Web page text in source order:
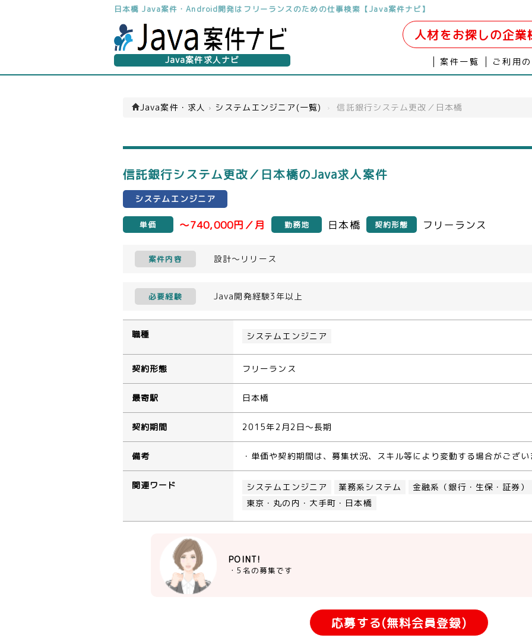
日本橋 Java案件・Android開発はフリーランスのための仕事検索【Java案件ナビ】
Java案件求人ナビ
人材をお探しの企業
案件一覧 ご利用
Java案件・求人 › システムエンジニア(一覧) › 信託銀行システム更改／日本橋
信託銀行システム更改／日本橋のJava求人案件
システムエンジニア
単価 ～740,000円／月 勤務地 日本橋 契約形態 フリーランス
案件内容 設計～リリース
必要経験 Java開発経験3年以上
職種 システムエンジニア
契約形態 フリーランス
最寄駅 日本橋
契約期間 2015年2月2日～長期
備考 ・単価や契約期間は、募集状況、スキル等により変動する場合がござい
関連ワード システムエンジニア 業務系システム 金融系（銀行・生保・証券）
東京・丸の内・大手町・日本橋
POINT!
・5名の募集です
応募する(無料会員登録)